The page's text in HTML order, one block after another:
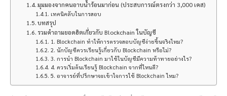
มุมมองจากคนอาบน้ำร้อนมาก่อน (ประสบการณ์ตรงกว่า 3,000 เคส)
เทคนิคลับในการสอบ
บทสรุป
รวมคำถามยอดฮิตเกี่ยวกับ Blockchain ในบัญชี
1. Blockchain ทำให้การตรวจสอบบัญชีง่ายขึ้นจริงไหม?
2. นักบัญชีควรเรียนรู้เกี่ยวกับ Blockchain หรือไม่?
3. การนำ Blockchain มาใช้ในบัญชีมีความท้าทายอย่างไร?
4. ควรเริ่มต้นเรียนรู้ Blockchain จากที่ไหนดี?
5. อาจารย์ที่ปรึกษาจะเข้าใจการใช้ Blockchain ไหม?